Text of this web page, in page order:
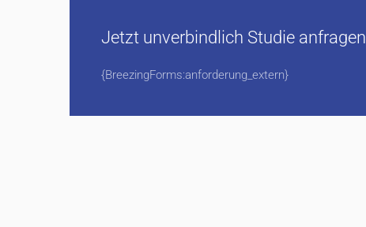
Jetzt unverbindlich Studie anfragen
{BreezingForms:anforderung_extern}